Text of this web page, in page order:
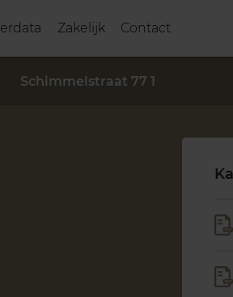
Zakelijk Contact
Schimmelstraat 77 1